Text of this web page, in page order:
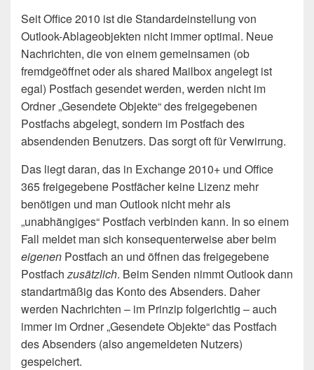
Seit Office 2010 ist die Standardeinstellung von
Outlook-Ablageobjekten nicht immer optimal. Neue
Nachrichten, die von einem gemeinsamen (ob
fremdgeöffnet oder als shared Mailbox angelegt ist
egal) Postfach gesendet werden, werden nicht im
Ordner „Gesendete Objekte“ des freigegebenen
Postfachs abgelegt, sondern im Postfach des
absendenden Benutzers. Das sorgt oft für Verwirrung.
Das liegt daran, das in Exchange 2010+ und Office
365 freigegebene Postfächer keine Lizenz mehr
benötigen und man Outlook nicht mehr als
„unabhängiges“ Postfach verbinden kann. In so einem
Fall meldet man sich konsequenterweise aber beim
eigenen Postfach an und öffnen das freigegebene
Postfachzusätzlich. Beim Senden nimmt Outlook dann
standartmäßig das Konto des Absenders. Daher
werden Nachrichten – im Prinzip folgerichtig – auch
immer im Ordner „Gesendete Objekte“ das Postfach
des Absenders (also angemeldeten Nutzers)
gespeichert.